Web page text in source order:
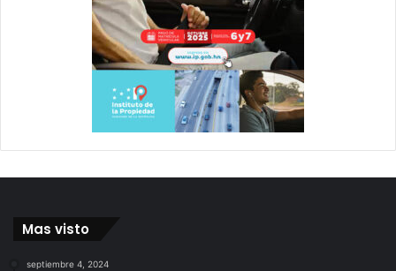
Mas visto
septiembre 4, 2024